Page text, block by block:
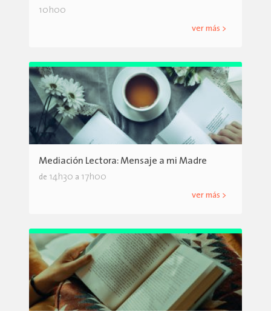
10h00
ver más >
Mediación Lectora: Mensaje a mi Madre
de 14h30 a 17h00
ver más >